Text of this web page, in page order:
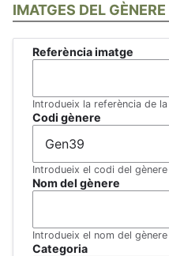
IMATGES DEL GÈNERE
Referència imatge
Introdueix la referència de
Codi gènere
Introdueix el codi del gènere
Nom del gènere
Introdueix el nom del gènere
Categoria